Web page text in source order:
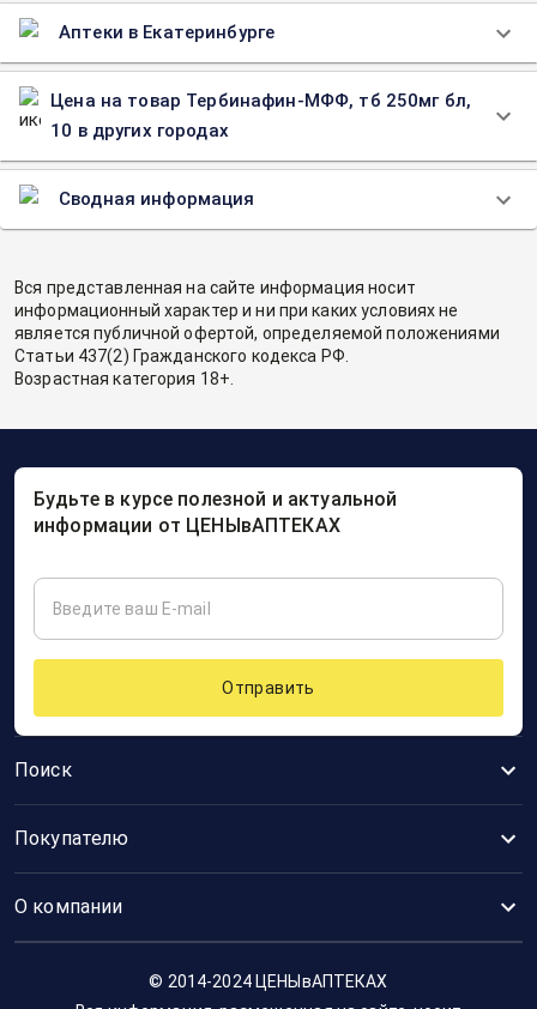
Аптеки в Екатеринбурге
Цена на товар Тербинафин-МФФ, тб 250мг бл,
10 в других городах
Сводная информация
Вся представленная на сайте информация носит
информационный характер и ни при каких условиях не
является публичной офертой, определяемой положениями
Статьи 437(2) Гражданского кодекса РФ.
Возрастная категория 18+.
Поиск
Покупателю
О компании
Будьте в курсе полезной и актуальной
информации от ЦЕНЫвАПТЕКАХ
Отправить
© 2014-2024 ЦЕНЫвАПТЕКАХ